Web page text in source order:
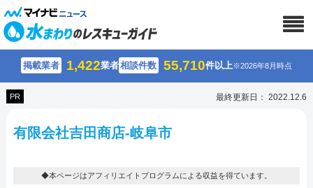
掲載業者 1,422業者相談件数 55,710件以上※2026年8月時点
PR 最終更新日： 2022.12.6
有限会社吉田商店-岐阜市
◆本ページはアフィリエイトプログラムによる収益を得ています。